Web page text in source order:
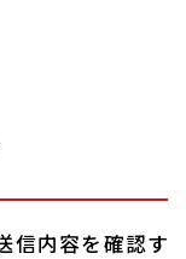
信内容を確認す